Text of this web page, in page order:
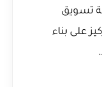
تسويق
على بناء